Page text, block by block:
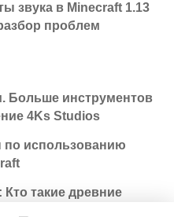
звука в Minecraft 1.13
проблем
Больше инструментов
4Ks Studios
по использованию
Кто такие древние